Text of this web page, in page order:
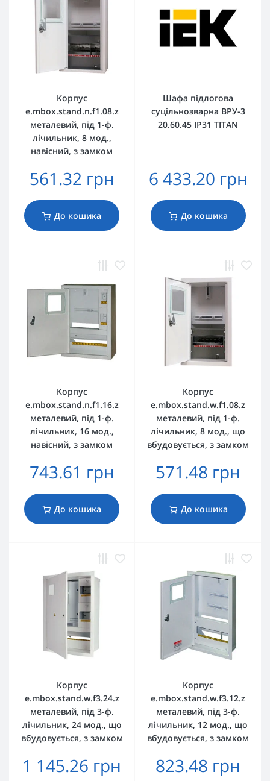
Корпус
e.mbox.stand.n.f1.08.z
металевий, під 1-ф.
лічильник, 8 мод.,
навісний, з замком
561.32 грн
До кошика
Шафа підлогова
суцільнозварна ВРУ-3
20.60.45 IP31 TITAN
6 433.20 грн
До кошика
Корпус
e.mbox.stand.n.f1.16.z
металевий, під 1-ф.
лічильник, 16 мод.,
навісний, з замком
743.61 грн
До кошика
Корпус
e.mbox.stand.w.f1.08.z
металевий, під 1-ф.
лічильник, 8 мод., що
вбудовується, з замком
571.48 грн
До кошика
Корпус
e.mbox.stand.w.f3.24.z
металевий, під 3-ф.
лічильник, 24 мод., що
вбудовується, з замком
1 145.26 грн
Корпус
e.mbox.stand.w.f3.12.z
металевий, під 3-ф.
лічильник, 12 мод., що
вбудовується, з замком
823.48 грн